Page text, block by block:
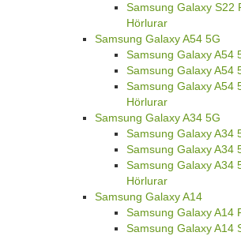
Samsung Galaxy S22
Hörlurar
Samsung Galaxy A54 5G
Samsung Galaxy A54
Samsung Galaxy A54
Samsung Galaxy A54
Hörlurar
Samsung Galaxy A34 5G
Samsung Galaxy A34
Samsung Galaxy A34
Samsung Galaxy A34
Hörlurar
Samsung Galaxy A14
Samsung Galaxy A14
Samsung Galaxy A14